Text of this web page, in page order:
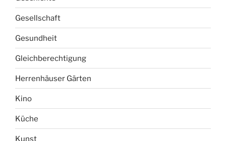
Gesellschaft
Gesundheit
Gleichberechtigung
Herrenhäuser Gärten
Kino
Küche
Kunst